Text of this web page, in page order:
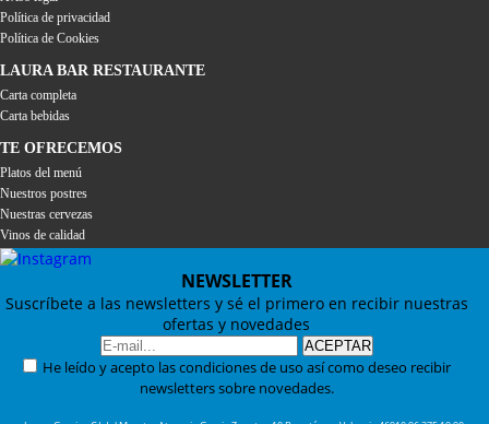
Política de privacidad
Política de Cookies
LAURA BAR RESTAURANTE
Carta completa
Carta bebidas
TE OFRECEMOS
Platos del menú
Nuestros postres
Nuestras cervezas
Vinos de calidad
NEWSLETTER
Suscríbete a las newsletters y sé el primero en recibir nuestras
ofertas y novedades
He leído y acepto las condiciones de uso así como deseo recibir
newsletters sobre novedades.